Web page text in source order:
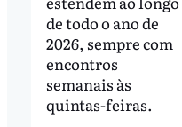
de todo o ano de
2026, sempre com
encontros
semanais às
quintas-feiras.